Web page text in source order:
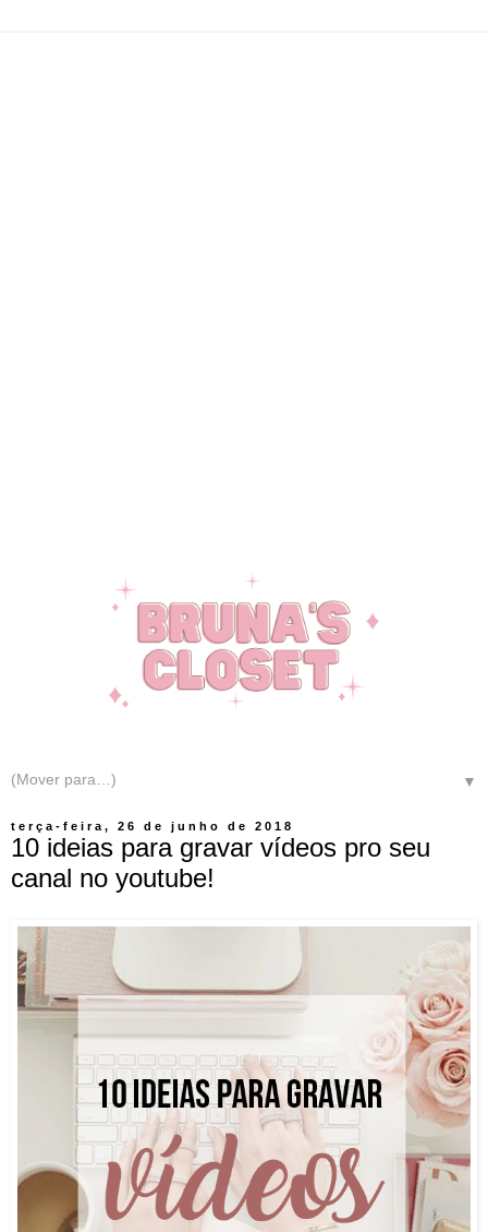
▼
terça-feira, 26 de junho de 2018
10 ideias para gravar vídeos pro seu
canal no youtube!